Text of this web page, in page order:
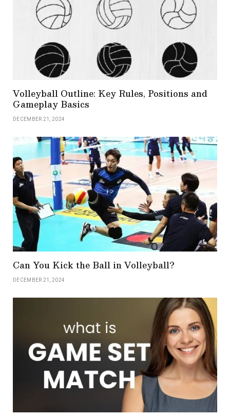
Volleyball Outline: Key Rules, Positions and
Gameplay Basics
DECEMBER 21, 2024
Can You Kick the Ball in Volleyball?
DECEMBER 21, 2024